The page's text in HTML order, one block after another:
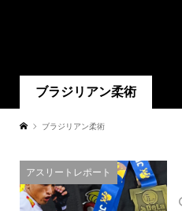
ブラジリアン柔術
ブラジリアン柔術
アスリートレポート